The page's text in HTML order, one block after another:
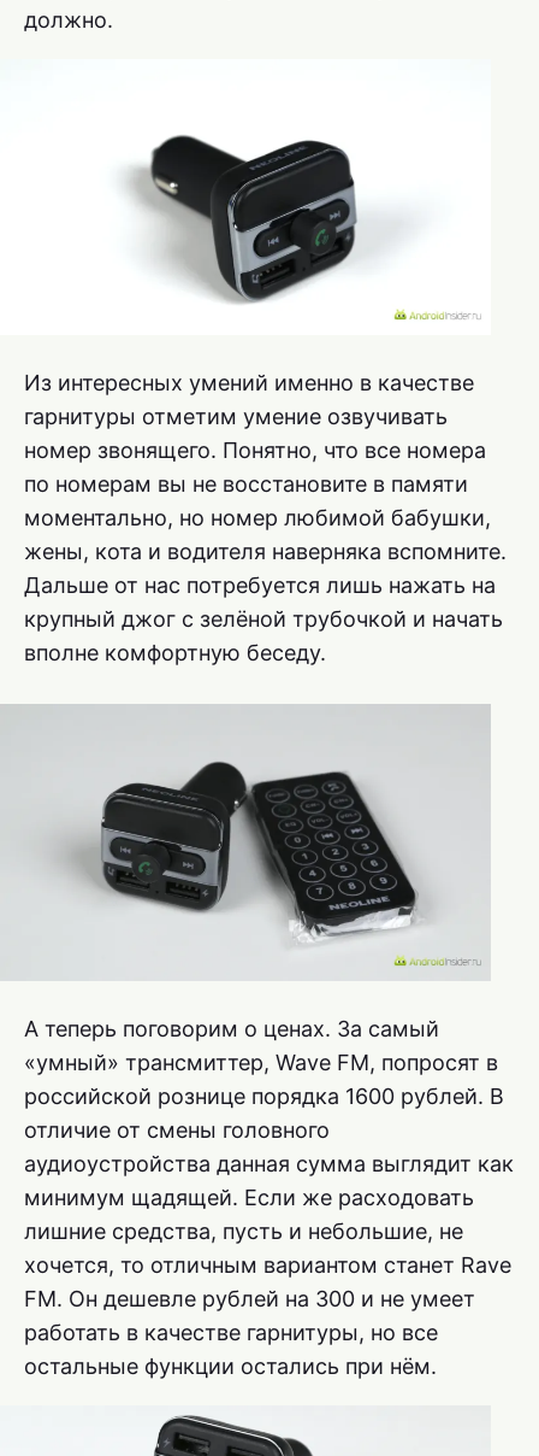
должно.
Из интересных умений именно в качестве
гарнитуры отметим умение озвучивать
номер звонящего. Понятно, что все номера
по номерам вы не восстановите в памяти
моментально, но номер любимой бабушки,
жены, кота и водителя наверняка вспомните.
Дальше от нас потребуется лишь нажать на
крупный джог с зелёной трубочкой и начать
вполне комфортную беседу.
А теперь поговорим о ценах. За самый
«умный» трансмиттер, Wave FM, попросят в
российской рознице порядка 1600 рублей. В
отличие от смены головного
аудиоустройства данная сумма выглядит как
минимум щадящей. Если же расходовать
лишние средства, пусть и небольшие, не
хочется, то отличным вариантом станет Rave
FM. Он дешевле рублей на 300 и не умеет
работать в качестве гарнитуры, но все
остальные функции остались при нём.